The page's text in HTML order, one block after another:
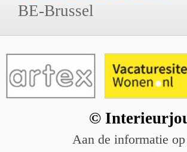
BE-Brussel
©
Aan de informatie